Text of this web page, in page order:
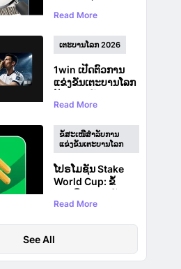
ຈັບສະຫລາກລາງວັນ
100,000 ໂດລາ
Read More
ເຕະບານໂລກ 2026
1win ເປີດຕົວການ
ແຂ່ງຂັນເຕະບານໂລກ
5,000,000 USDT
Read More
ຂໍ້ສະເໜີສຳລັບການ
ແຂ່ງຂັນເຕະບານໂລກ
ໂປຣໂມຊັນ Stake
World Cup: ຂໍ້
ບານເຕະສຳລັບ WC
Read More
See All